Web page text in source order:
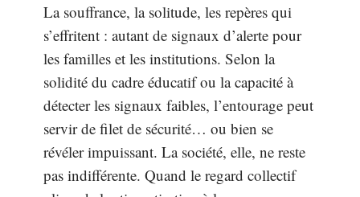
La souffrance, la solitude, les repères qui
s’effritent : autant de signaux d’alerte pour
les familles et les institutions. Selon la
solidité du cadre éducatif ou la capacité à
détecter les signaux faibles, l’entourage peut
servir de filet de sécurité… ou bien se
révéler impuissant. La société, elle, ne reste
pas indifférente. Quand le regard collectif